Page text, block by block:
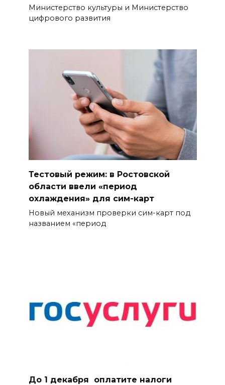
Министерство культуры и Министерство
цифрового развития
Тестовый режим: в Ростовской
области ввели «период
охлаждения» для сим-карт
Новый механизм проверки сим-карт под
названием «период
До 1 декабря оплатите налоги